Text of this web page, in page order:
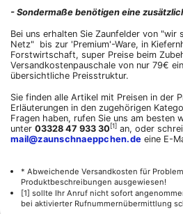
- Sondermaße benötigen eine
Bei uns erhalten Sie Zaunfelder von "wir
Netz" bis zur 'Premium'-Ware, in
Forstwirtschaft, super Preise beim
Versandkostenpauschale von nur 79€
übersichtliche Preisstruktur.
Sie finden alle Artikel mit Preisen in der
Erläuterungen in den zugehörigen
Fragen haben, rufen Sie uns am besten
unter 03328 47 933 30[1] an, oder
mail@zaunschnaeppchen.de eine E-
* Abweichende Versandkosten für
Produktbeschreibungen ausgewiesen!
[1] sollte Ihr Anruf nicht sofort
bei aktivierter Rufnummernübermittlung